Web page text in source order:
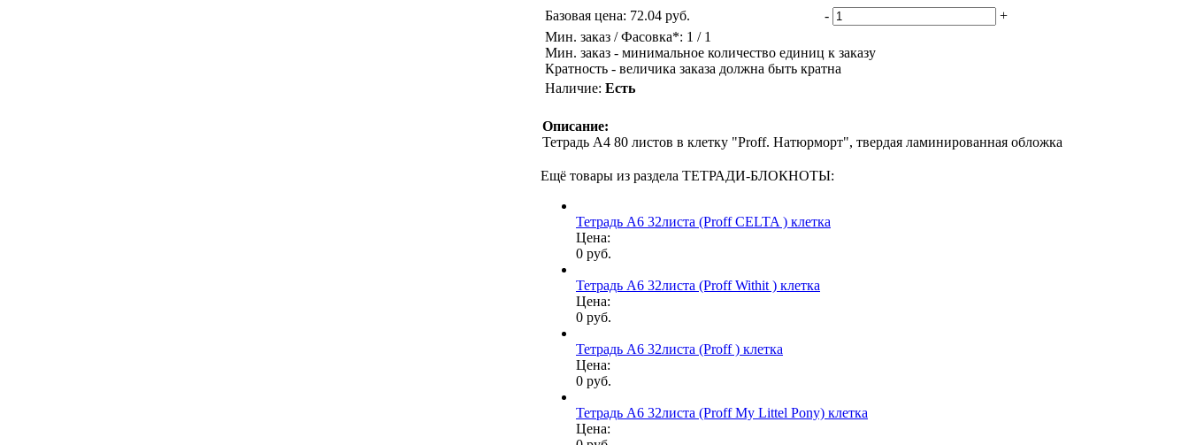
Базовая цена: 72.04 руб. -
+
Мин. заказ / Фасовка*: 1 / 1
Мин. заказ - минимальное количество единиц к заказу
Кратность - величика заказа должна быть кратна
Наличие: Есть
Описание:
Тетрадь А4 80 листов в клетку "Proff. Натюрморт", твердая ламинированная обложка
Ещё товары из раздела ТЕТРАДИ-БЛОКНОТЫ:
Тетрадь A6 32листа (Proff CELTA ) клетка
Цена:
0 руб.
Тетрадь A6 32листа (Proff Withit ) клетка
Цена:
0 руб.
Тетрадь A6 32листа (Proff ) клетка
Цена:
0 руб.
Тетрадь A6 32листа (Proff Му Littel Pony) клетка
Цена: